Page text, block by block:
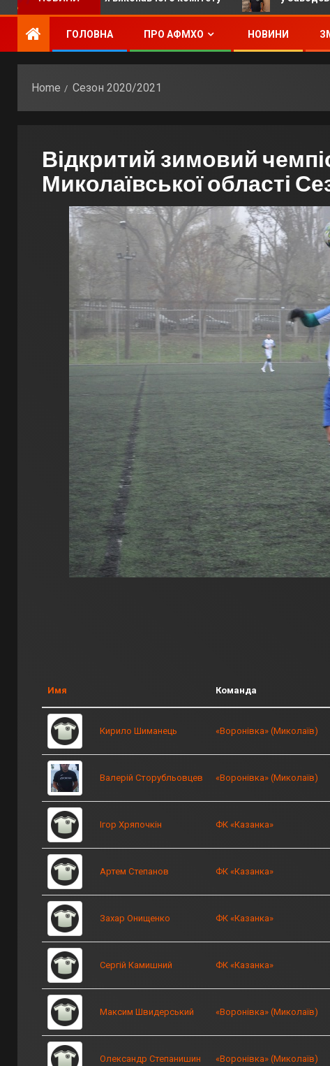
ГОЛОВНА ПРО АФМХО НОВИНИ
Home Сезон 2020/2021
Відкритий зимовий
Миколаївської області
Имя Команда
Кирило Шиманець «Воронівка» (Миколаїв)
Валерій Сторубльовцев «Воронівка» (Миколаїв)
Ігор Хряпочкін ФК «Казанка»
Артем Степанов ФК «Казанка»
Захар Онищенко ФК «Казанка»
Сергій Камишний ФК «Казанка»
Максим Швидерський «Воронівка» (Миколаїв)
Олександр Степанишин «Воронівка» (Миколаїв)